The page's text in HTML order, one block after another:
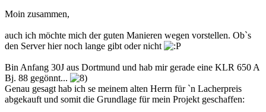
Moin zusammen,
auch ich möchte mich der guten Manieren wegen vorstellen. Ob`s
den Server hier noch lange gibt oder nicht
Bin Anfang 30J aus Dortmund und hab mir gerade eine KLR 650 A
Bj. 88 gegönnt...
Genau gesagt hab ich se meinem alten Herrn für `n Lacherpreis
abgekauft und somit die Grundlage für mein Projekt geschaffen: